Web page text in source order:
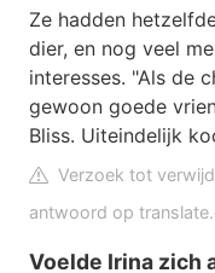
Ze hadden
dier, en nog veel
interesses. "Als de
gewoon goede
Bliss. Uiteindelijk
Verzoek tot
antwoord op
Voelde Irina zich